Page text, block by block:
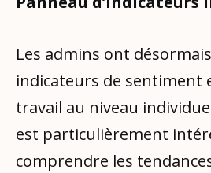
Les admins ont
indicateurs de sentiment
travail au niveau
est particulièrement
comprendre les